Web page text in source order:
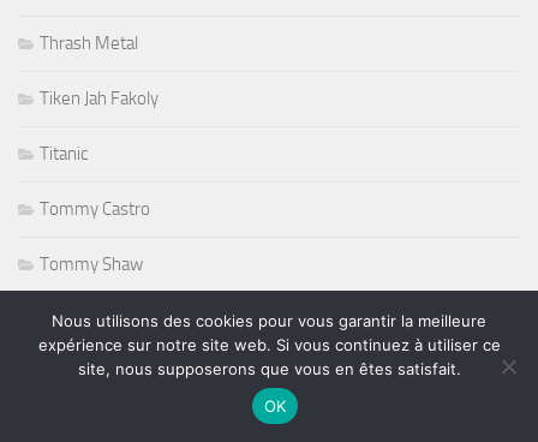
Thrash Metal
Tiken Jah Fakoly
Titanic
Tommy Castro
Tommy Shaw
Tony Martin
Tony Sheridan
Nous utilisons des cookies pour vous garantir la meilleure
expérience sur notre site web. Si vous continuez à utiliser ce
site, nous supposerons que vous en êtes satisfait.
OK